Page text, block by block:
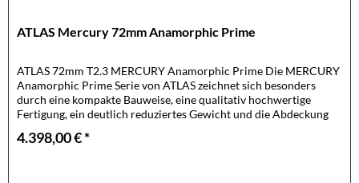
ATLAS Mercury 72mm Anamorphic Prime
ATLAS 72mm T2.3 MERCURY Anamorphic Prime Die MERCURY
Anamorphic Prime Serie von ATLAS zeichnet sich besonders
durch eine kompakte Bauweise, eine qualitativ hochwertige
Fertigung, ein deutlich reduziertes Gewicht und die Abdeckung
4.398,00 € *